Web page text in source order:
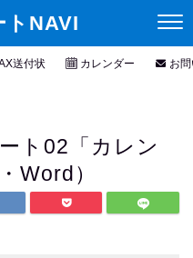
トNAVI
送付状 カレンダー お
ト02「カレン
Word）